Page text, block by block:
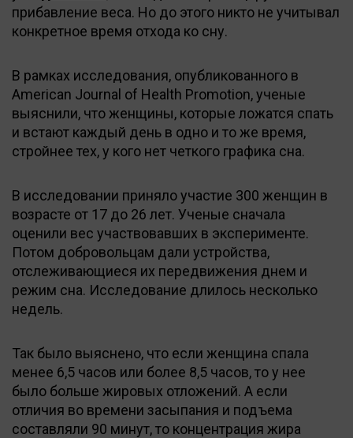
прибавление веса. Но до этого никто не учитывал
конкретное время отхода ко сну.
В рамках исследования, опубликованного в
American Journal of Health Promotion, ученые
выяснили, что женщины, которые ложатся спать
и встают каждый день в одно и то же время,
стройнее тех, у кого нет четкого графика сна.
В исследовании приняло участие 300 женщин в
возрасте от 17 до 26 лет. Ученые сначала
оценили вес участвовавших в эксперименте.
Потом добровольцам дали устройства,
отслеживающиеся их передвижения днем и
режим сна. Исследование длилось несколько
недель.
Так было выяснено, что если женщина спала
менее 6,5 часов или более 8,5 часов, то у нее
было больше жировых отложений. А если
отличия во времени засыпания и подъема
составляли 90 минут, то концентрация жира